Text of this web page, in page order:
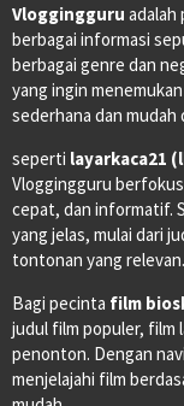
Vloggingguru adalah
berbagai informasi
berbagai genre dan
yang ingin
sederhana dan mudah
seperti layarkaca21
Vloggingguru
cepat, dan informatif.
yang jelas, mulai dari
tontonan yang relevan.
Bagi pecinta film
judul film populer, film
penonton. Dengan
menjelajahi film